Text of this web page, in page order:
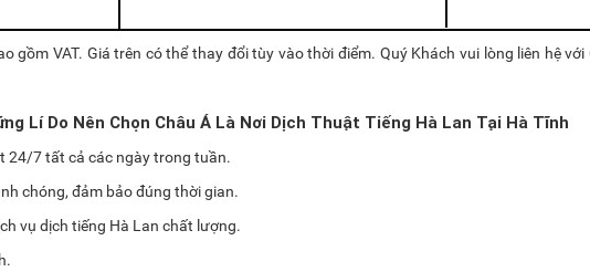
gồm VAT. Giá trên có thể thay đổi tùy vào thời điểm. Quý Khách vui lòng liên hệ
Lí Do Nên Chọn Châu Á Là Nơi Dịch Thuật Tiếng Hà Lan Tại Hà Tĩnh
24/7 tất cả các ngày trong tuần.
chóng, đảm bảo đúng thời gian.
vụ dịch tiếng Hà Lan chất lượng.